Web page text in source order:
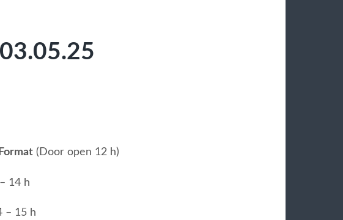
(Door open 12 h)
14 h
– 15 h